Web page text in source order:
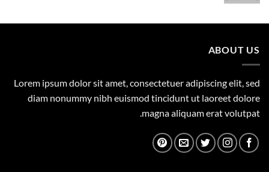
1,500.00 ₪.
1,149.00 ₪.
ABOUT US
Lorem ipsum dolor sit amet, consectetuer adipiscing elit, sed
diam nonummy nibh euismod tincidunt ut laoreet dolore
magna aliquam erat volutpat.